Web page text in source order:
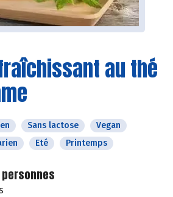
au thé
Sans lactose
Vegan
Eté Printemps
personnes